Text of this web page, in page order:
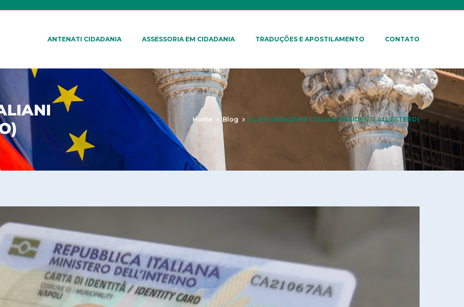
ANTENATI CIDADANIA ASSESSORIA EM CIDADANIA TRADUÇÕES E APOSTILAMENTO CONTATO
Home Blog A.I.R.E (ANAGRAFE ITALIANI RESIDENTI ALL’ESTERO)